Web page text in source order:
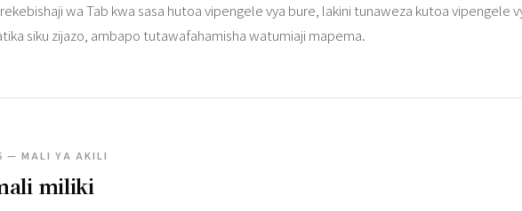
wa Tab kwa sasa hutoa vipengele vya bure, lakini tunaweza kutoa vipengele
siku zijazo, ambapo tutawafahamisha watumiaji mapema.
— MALI YA AKILI
miliki